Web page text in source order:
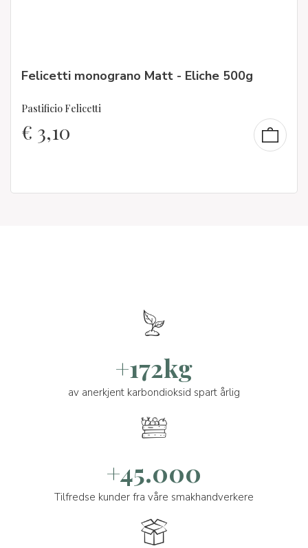
Felicetti monograno Matt - Eliche 500g
Pastificio Felicetti
€ 3,10
+172kg
av anerkjent karbondioksid spart årlig
+45.000
Tilfredse kunder fra våre smakhandverkere